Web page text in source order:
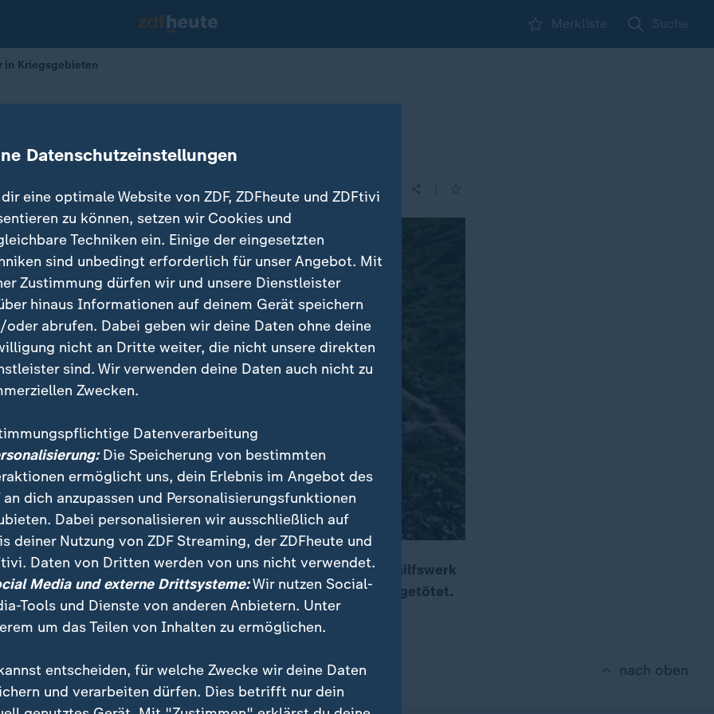
Merkliste Suche
in Kriegsgebieten
Kinder in Kriegsgebieten
öfter zur Zielscheibe von Anschlägen. Dem UN-Kinderhilfswerk
sie als menschliche Schutzschilde missbraucht und getötet.
nach oben
Datenschutzeinstellungen
eine optimale Website von ZDF, ZDFheute und ZDFtivi
zu können, setzen wir Cookies und
Techniken ein. Einige der eingesetzten
sind unbedingt erforderlich für unser Angebot. Mit
Zustimmung dürfen wir und unsere Dienstleister
hinaus Informationen auf deinem Gerät speichern
oder abrufen. Dabei geben wir deine Daten ohne deine
nicht an Dritte weiter, die nicht unsere direkten
sind. Wir verwenden deine Daten auch nicht zu
Zwecken.
Datenverarbeitung
Die Speicherung von bestimmten
ermöglicht uns, dein Erlebnis im Angebot des
an dich anzupassen und Personalisierungsfunktionen
Dabei personalisieren wir ausschließlich auf
deiner Nutzung von ZDF Streaming, der ZDFheute und
Daten von Dritten werden von uns nicht verwendet.
Media und externe Drittsysteme:Wir nutzen Social-
Tools und Dienste von anderen Anbietern. Unter
um das Teilen von Inhalten zu ermöglichen.
entscheiden, für welche Zwecke wir deine Daten
und verarbeiten dürfen. Dies betrifft nur dein